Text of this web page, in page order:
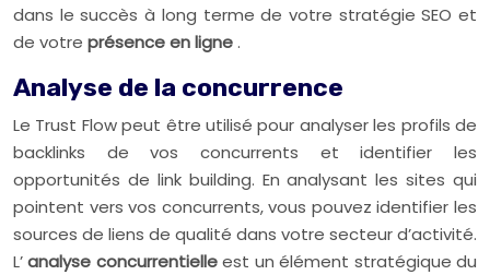
dans le succès à long terme de votre stratégie SEO et
de votre présence en ligne.
Analyse de la concurrence
Le Trust Flow peut être utilisé pour analyser les profils de
backlinks de vos concurrents et identifier les
opportunités de link building. En analysant les sites qui
pointent vers vos concurrents, vous pouvez identifier les
sources de liens de qualité dans votre secteur d’activité.
L’analyse concurrentielleest un élément stratégique du